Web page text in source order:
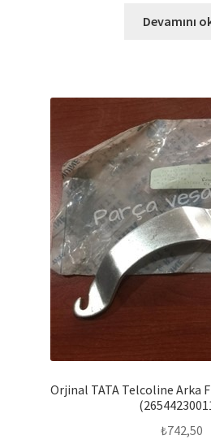
Devamını
Orjinal TATA Telcoline Arka
₺742,50